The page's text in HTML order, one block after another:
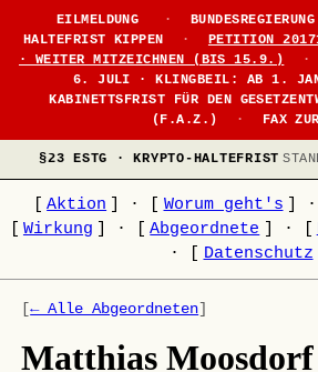
EILMELDUNG ·
HALTEFRIST KIPPEN
·
PETITION
· WEITER MITZEICHNEN (BIS 15.9.)
·
6. JULI · KLINGBEIL: AB 1.
KABINETTSFRIST FÜR DEN
(F.A.Z.)
· FAX
§23 ESTG · KRYPTO-HALTEFRIST
Aktion · Worum geht's ·
Wirkung · Abgeordnete ·
·
Datenschutz
[← Alle Abgeordneten]
Matthias Moosdorf